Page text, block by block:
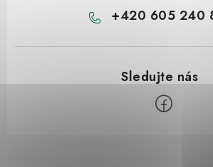
+420 605 240